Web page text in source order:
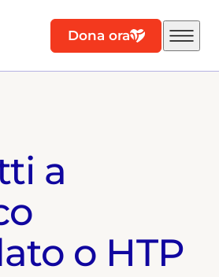
Dona ora
a
o HTP